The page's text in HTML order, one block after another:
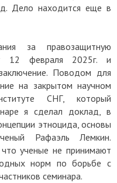
Дело находится еще в
за правозащитную
12 февраля 2025г. и
Поводом для
на закрытом научном
СНГ, который
я сделал доклад, в
этноцида, основы
Рафаэль Лемкин.
что ученые не принимают
норм по борьбе с
семинара.